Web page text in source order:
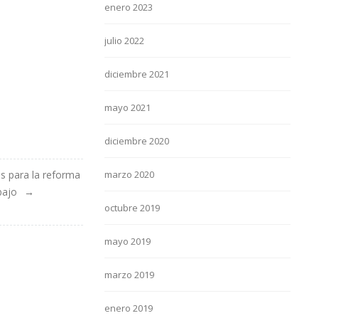
para la reforma
enero 2023
julio 2022
diciembre 2021
mayo 2021
diciembre 2020
marzo 2020
octubre 2019
mayo 2019
marzo 2019
enero 2019